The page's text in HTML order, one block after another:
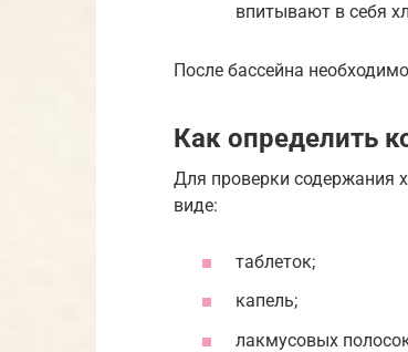
впитывают в себя
После бассейна
Как определить
Для проверки содержания
виде:
таблеток;
капель;
лакмусовых